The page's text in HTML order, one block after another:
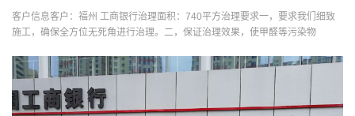
客户信息客户：福州 工商银行治理面积：740平方治理要求一，要求我们细致
施工，确保全方位无死角进行治理。二，保证治理效果，使甲醛等污染物